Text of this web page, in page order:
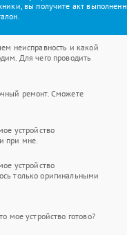
вы получите акт
неисправность и какой
Для чего проводить
ремонт. Сможете
устройство
при мне.
устройство
только оригинальными
мое устройство готово?